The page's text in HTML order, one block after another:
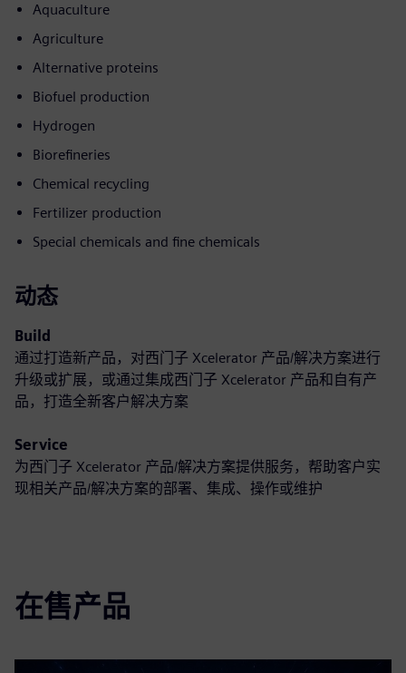
Aquaculture
Agriculture
Alternative proteins
Biofuel production
Hydrogen
Biorefineries
Chemical recycling
Fertilizer production
Special chemicals and fine chemicals
动态
Build
通过打造新产品，对西门子 Xcelerator 产品/解决方案进行
升级或扩展，或通过集成西门子 Xcelerator 产品和自有产
品，打造全新客户解决方案
Service
为西门子 Xcelerator 产品/解决方案提供服务，帮助客户实
现相关产品/解决方案的部署、集成、操作或维护
在售产品